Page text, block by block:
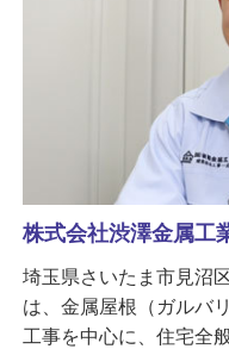
株式会社渋澤金属工
埼玉県さいたま市見沼
は、金属屋根（ガルバ
工事を中心に、住宅全